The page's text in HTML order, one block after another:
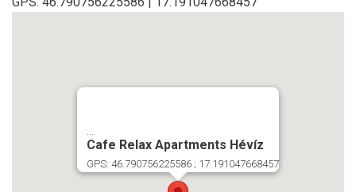
Cafe Relax Apartments Hévíz
GPS: 46.790756225586 ; 17.191047668457